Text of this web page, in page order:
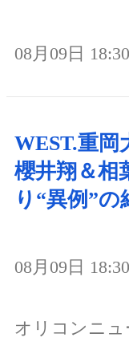
08月09日 18:30
WEST.重岡
櫻井翔＆相
り“異例”
08月09日 18:30
オリコンニュ